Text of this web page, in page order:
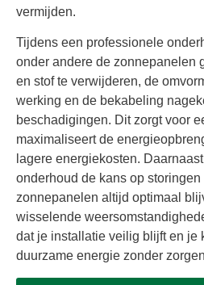
vermijden.
Tijdens een professionele
onder andere de zonnepanelen
en stof te verwijderen, de
werking en de bekabeling
beschadigingen. Dit zorgt voor
maximaliseert de
lagere energiekosten.
onderhoud de kans op
zonnepanelen altijd optimaal
wisselende
dat je installatie veilig blijft en je
duurzame energie zonder